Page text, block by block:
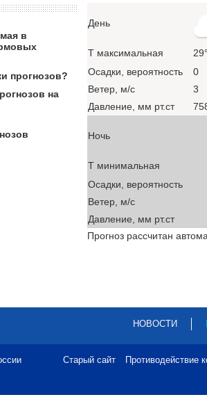
День
T максимальная 29°
Осадки, вероятность
0
Ветер, м/с
3
Давление, мм рт.ст
Ночь
T минимальная
Осадки, вероятность
Ветер, м/с
Давление, мм рт.ст
Прогноз рассчитан
в
прогнозов?
на
НОВОСТИ
Старый сайт Противодействие